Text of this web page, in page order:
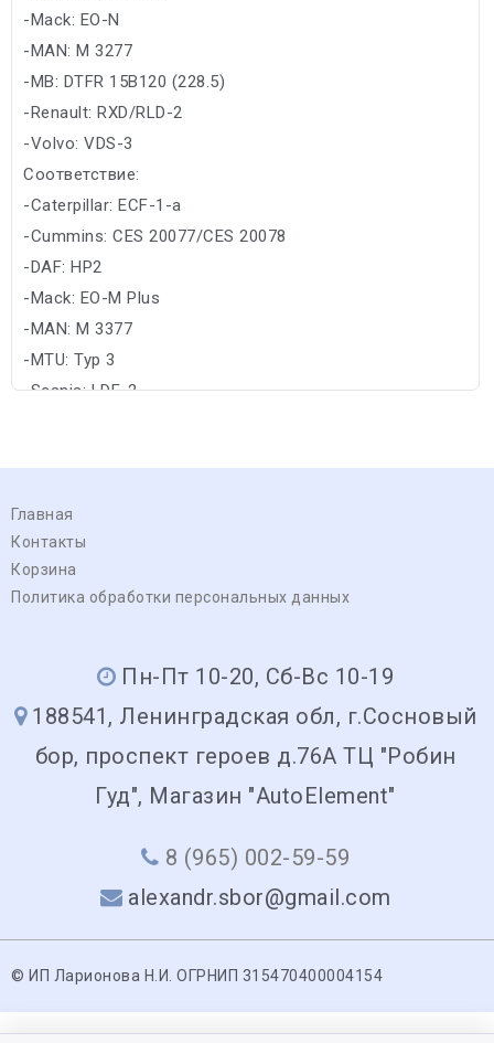
-Mack: EO-N
-MAN: M 3277
-MB: DTFR 15B120 (228.5)
-Renault: RXD/RLD-2
-Volvo: VDS-3
Соответствие:
-Caterpillar: ECF-1-a
-Cummins: CES 20077/CES 20078
-DAF: HP2
-Mack: EO-M Plus
-MAN: M 3377
-MTU: Typ 3
-Scania: LDF-2
Главная
Контакты
Корзина
Политика обработки персональных данных
Пн-Пт 10-20, Сб-Вс 10-19
188541, Ленинградская обл, г.Сосновый
бор, проспект героев д.76А ТЦ "Робин
Гуд", Магазин "AutoElement"
8 (965) 002-59-59
alexandr.sbor@gmail.com
© ИП Ларионова Н.И. ОГРНИП 315470400004154